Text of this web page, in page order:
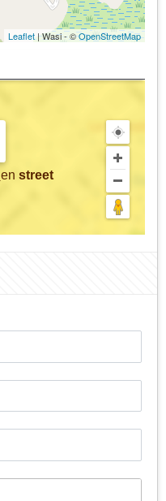
Leaflet | Wasi - ©OpenStreetMap
en street